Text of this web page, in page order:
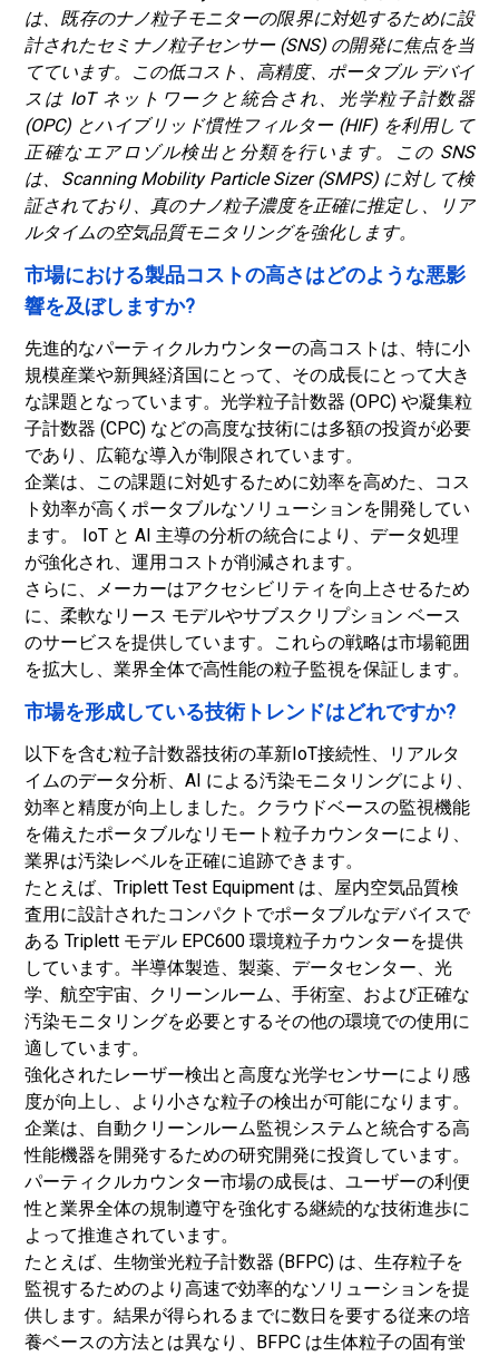
は、既存のナノ粒子モニターの限界に対処するために設
計されたセミナノ粒子センサー (SNS) の開発に焦点を当
てています。この低コスト、高精度、ポータブル デバイ
スは IoT ネットワークと統合され、光学粒子計数器
(OPC) とハイブリッド慣性フィルター (HIF) を利用して
正確なエアロゾル検出と分類を行います。この SNS
は、Scanning Mobility Particle Sizer (SMPS) に対して検
証されており、真のナノ粒子濃度を正確に推定し、リア
ルタイムの空気品質モニタリングを強化します。
市場における製品コストの高さはどのような悪影
響を及ぼしますか?
先進的なパーティクルカウンターの高コストは、特に小
規模産業や新興経済国にとって、その成長にとって大き
な課題となっています。光学粒子計数器 (OPC) や凝集粒
子計数器 (CPC) などの高度な技術には多額の投資が必要
であり、広範な導入が制限されています。
企業は、この課題に対処するために効率を高めた、コス
ト効率が高くポータブルなソリューションを開発してい
ます。 IoT と AI 主導の分析の統合により、データ処理
が強化され、運用コストが削減されます。
さらに、メーカーはアクセシビリティを向上させるため
に、柔軟なリース モデルやサブスクリプション ベース
のサービスを提供しています。これらの戦略は市場範囲
を拡大し、業界全体で高性能の粒子監視を保証します。
市場を形成している技術トレンドはどれですか?
以下を含む粒子計数器技術の革新IoT接続性、リアルタ
イムのデータ分析、AI による汚染モニタリングにより、
効率と精度が向上しました。クラウドベースの監視機能
を備えたポータブルなリモート粒子カウンターにより、
業界は汚染レベルを正確に追跡できます。
たとえば、Triplett Test Equipment は、屋内空気品質検
査用に設計されたコンパクトでポータブルなデバイスで
ある Triplett モデル EPC600 環境粒子カウンターを提供
しています。半導体製造、製薬、データセンター、光
学、航空宇宙、クリーンルーム、手術室、および正確な
汚染モニタリングを必要とするその他の環境での使用に
適しています。
強化されたレーザー検出と高度な光学センサーにより感
度が向上し、より小さな粒子の検出が可能になります。
企業は、自動クリーンルーム監視システムと統合する高
性能機器を開発するための研究開発に投資しています。
パーティクルカウンター市場の成長は、ユーザーの利便
性と業界全体の規制遵守を強化する継続的な技術進歩に
よって推進されています。
たとえば、生物蛍光粒子計数器 (BFPC) は、生存粒子を
監視するためのより高速で効率的なソリューションを提
供します。結果が得られるまでに数日を要する従来の培
養ベースの方法とは異なり、BFPC は生体粒子の固有蛍